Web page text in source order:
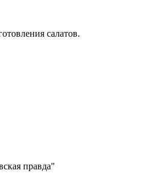
салатов.
правда"